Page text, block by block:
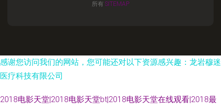
所有 SITEMAP
感谢您访问我们的网站，您可能还对以下资源感兴趣：龙岩穆迷
医疗科技有限公司
2018电影天堂|2018电影天堂bt|2018电影天堂在线观看|2018最